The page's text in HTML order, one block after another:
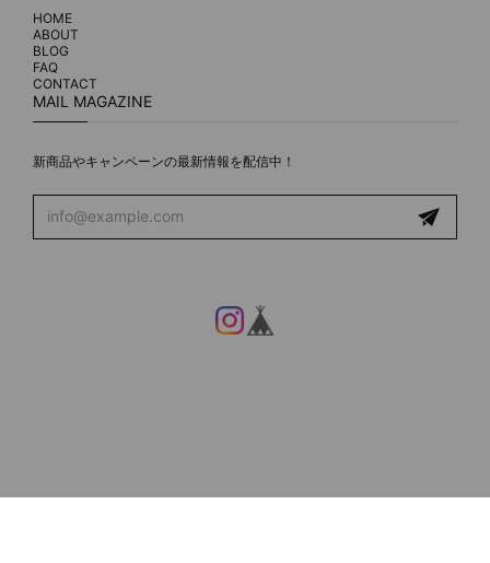
HOME
ABOUT
BLOG
FAQ
CONTACT
MAIL MAGAZINE
新商品やキャンペーンの最新情報を配信中！